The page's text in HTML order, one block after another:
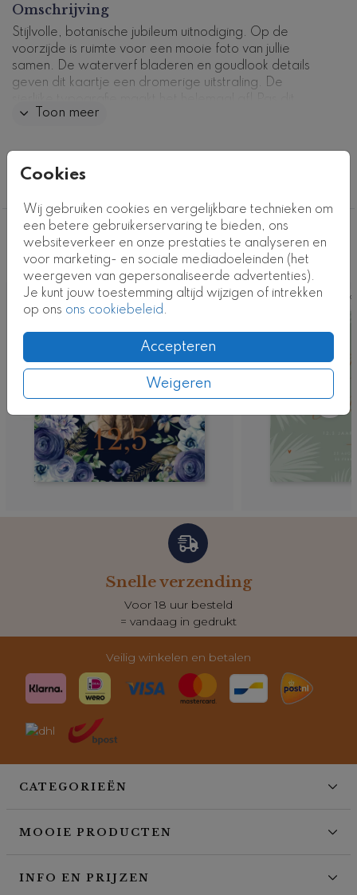
Cookies
Wij gebruiken cookies en vergelijkbare technieken om
een betere gebruikerservaring te bieden, ons
websiteverkeer en onze prestaties te analyseren en
voor marketing- en sociale mediadoeleinden (het
weergeven van gepersonaliseerde advertenties).
Je kunt jouw toestemming altijd wijzigen of intrekken
op ons ons cookiebeleid.
Accepteren
Weigeren
Omschrijving
Stijlvolle, botanische jubileum uitnodiging. Op de
voorzijde is ruimte voor een mooie foto van jullie
samen. De waterverf bladeren en goudlook details
geven dit kaartje een dromerige uitstraling. De
kaartje naar wens aan in onze ontwerptool.
Kaartcode: U-0017-3
Toon meer
Collectie
Deze ontwerpen vind je misschien ook
leuk
Snelle verzending
Voor 18 uur besteld
= vandaag in gedrukt
Veilig winkelen en betalen
CATEGORIEËN
MOOIE PRODUCTEN
INFO EN PRIJZEN